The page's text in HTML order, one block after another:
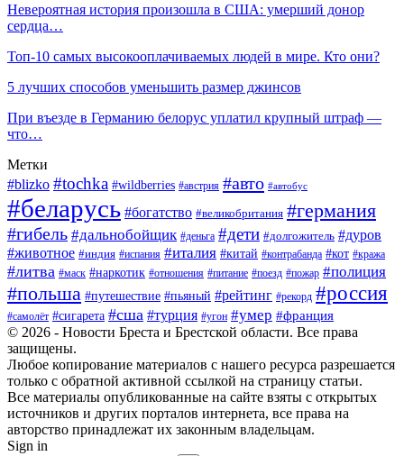
Невероятная история произошла в США: умерший донор
сердца…
Топ-10 самых высокооплачиваемых людей в мире. Кто они?
5 лучших способов уменьшить размер джинсов
При въезде в Германию белорус уплатил крупный штраф —
что…
Метки
#blizko #tochka #wildberries #австрия #авто #автобус
#беларусь #богатство #великобритания #германия
#гибель #дальнобойщик #деньга #дети #долгожитель #дуров
#животное #индия #испания #италия #китай #контрабанда #кот #кража
#литва #маск #наркотик #отношения #питание #поезд #пожар #полиция
#польша #путешествие #пьяный #рейтинг #рекорд #россия
#самолёт #сигарета #сша #турция #угон #умер #франция
© 2026 - Новости Бреста и Брестской области. Все права
защищены.
Любое копирование материалов с нашего ресурса разрешается
только с обратной активной ссылкой на страницу статьи.
Все материалы опубликованные на сайте взяты с открытых
источников и других порталов интернета, все права на
авторство принадлежат их законным владельцам.
Sign in